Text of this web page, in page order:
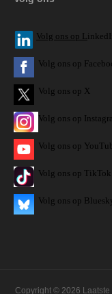
Volg ons op L
Volg ons op
Volg ons op X
Volg ons op
Volg ons op
Volg ons op TikTok
Volg ons op
Copyright © 2026